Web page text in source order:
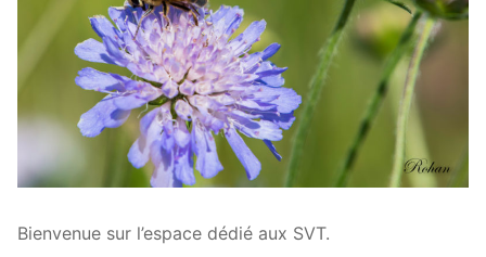
Bienvenue sur l’espace dédié aux SVT.